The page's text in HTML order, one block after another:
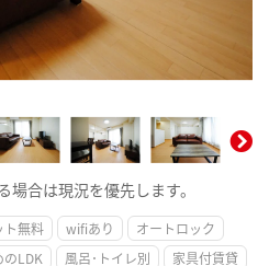
合は現況を優先します。
ト無料 wifiあり
オートロック
のLDK 風呂･トイレ別
家具付賃貸